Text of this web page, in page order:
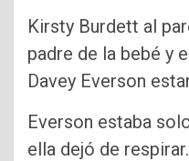
Kirsty Burdett al
padre de la bebé y
Davey Everson
Everson estaba
ella dejó de